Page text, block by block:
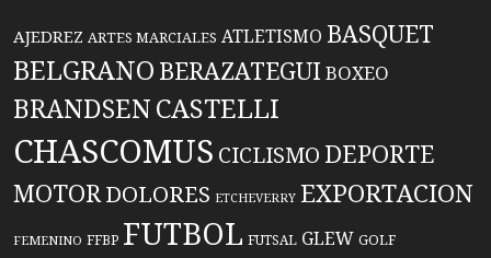
AJEDREZ ARTES MARCIALES ATLETISMO BASQUET
BELGRANO BERAZATEGUIBOXEO
BRANDSENCASTELLI
CHASCOMUS CICLISMO DEPORTE
MOTORDOLORES ETCHEVERRY EXPORTACION
FEMENINO FFBP FUTBOL FUTSAL GLEW GOLF